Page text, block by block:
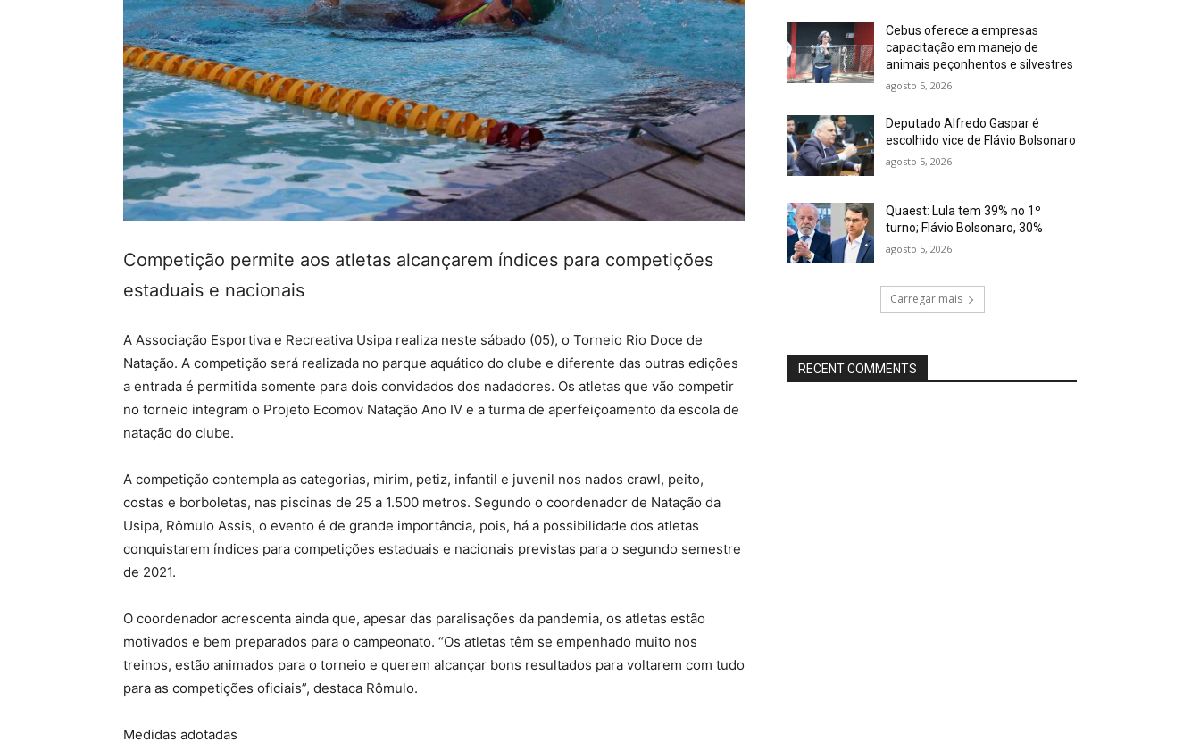
Competição permite aos atletas alcançarem índices para competições
estaduais e nacionais
A Associação Esportiva e Recreativa Usipa realiza neste sábado (05), o Torneio Rio Doce de
Natação. A competição será realizada no parque aquático do clube e diferente das outras edições
a entrada é permitida somente para dois convidados dos nadadores. Os atletas que vão competir
no torneio integram o Projeto Ecomov Natação Ano IV e a turma de aperfeiçoamento da escola de
natação do clube.
A competição contempla as categorias, mirim, petiz, infantil e juvenil nos nados crawl, peito,
costas e borboletas, nas piscinas de 25 a 1.500 metros. Segundo o coordenador de Natação da
Usipa, Rômulo Assis, o evento é de grande importância, pois, há a possibilidade dos atletas
conquistarem índices para competições estaduais e nacionais previstas para o segundo semestre
de 2021.
O coordenador acrescenta ainda que, apesar das paralisações da pandemia, os atletas estão
motivados e bem preparados para o campeonato. “Os atletas têm se empenhado muito nos
treinos, estão animados para o torneio e querem alcançar bons resultados para voltarem com tudo
para as competições oficiais”, destaca Rômulo.
Medidas adotadas
Cebus oferece a empresas
capacitação em manejo de
animais peçonhentos e silvestres
agosto 5, 2026
Deputado Alfredo Gaspar é
escolhido vice de Flávio Bolsonaro
agosto 5, 2026
Quaest: Lula tem 39% no 1º
turno; Flávio Bolsonaro, 30%
agosto 5, 2026
Carregar mais
RECENT COMMENTS